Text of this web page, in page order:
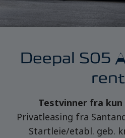
Deepal S05
Testvinner fra kun
Privatleasing fra
Startleie/etabl. geb.